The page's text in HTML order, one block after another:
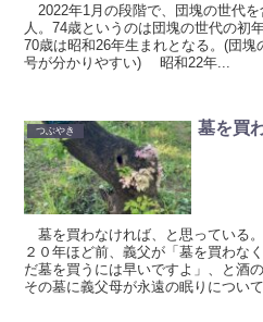
2022年1月の段階で、団塊の世代
人。74歳というのは団塊の世代の初
70歳は昭和26年生まれとなる。(団
号が分かりやすい) 昭和22年...
つぶやき 墓を買
墓を買わなければ、と思っている
２０年ほど前、義父が「墓を買わな
だ墓を買うには早いですよ」、と
その墓に義父母が永遠の眠りについ